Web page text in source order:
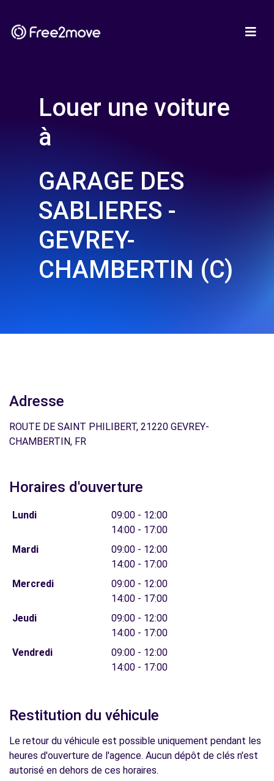
Louer une voiture
à
GARAGE DES
SABLIERES -
GEVREY-
CHAMBERTIN (C)
Adresse
ROUTE DE SAINT PHILIBERT, 21220 GEVREY-
CHAMBERTIN, FR
Horaires d'ouverture
Lundi
09:00 - 12:00
14:00 - 17:00
Mardi
09:00 - 12:00
14:00 - 17:00
Mercredi
09:00 - 12:00
14:00 - 17:00
Jeudi
09:00 - 12:00
14:00 - 17:00
Vendredi
09:00 - 12:00
14:00 - 17:00
Restitution du véhicule
Le retour du véhicule est possible uniquement pendant les
heures d'ouverture de l'agence. Aucun dépôt de clés n'est
autorisé en dehors de ces horaires.